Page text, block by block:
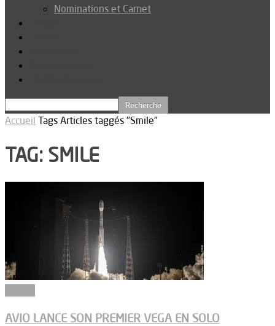
Nominations et Carnet
Accueil Tags Articles taggés "Smile"
TAG: SMILE
AVIO LANCE SON PREMIER VEGA EN SOLO